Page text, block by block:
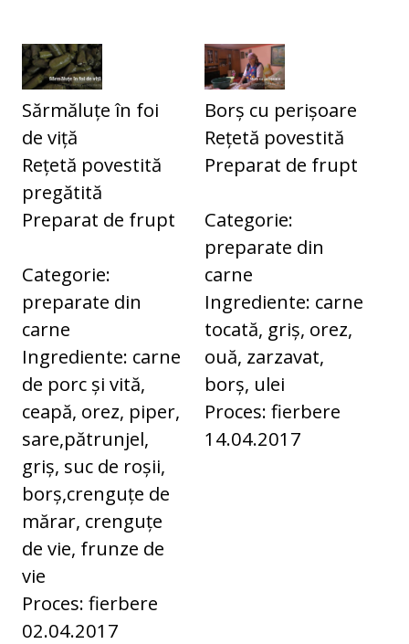
Sărmăluțe în foi
de viță
Rețetă povestită
pregătită
Preparat de frupt
Categorie:
preparate din
carne
Ingrediente: carne
de porc și vită,
ceapă, orez, piper,
sare,pătrunjel,
griș, suc de roșii,
borș,crenguțe de
mărar, crenguțe
de vie, frunze de
vie
Proces: fierbere
02.04.2017
Borș cu perișoare
Rețetă povestită
Preparat de frupt
Categorie:
preparate din
carne
Ingrediente: carne
tocată, griș, orez,
ouă, zarzavat,
borș, ulei
Proces: fierbere
14.04.2017